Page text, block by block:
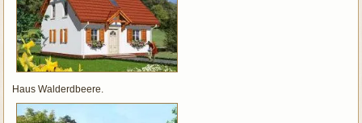
Haus Walderdbeere.